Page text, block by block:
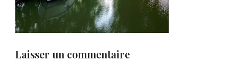
Laisser un commentaire